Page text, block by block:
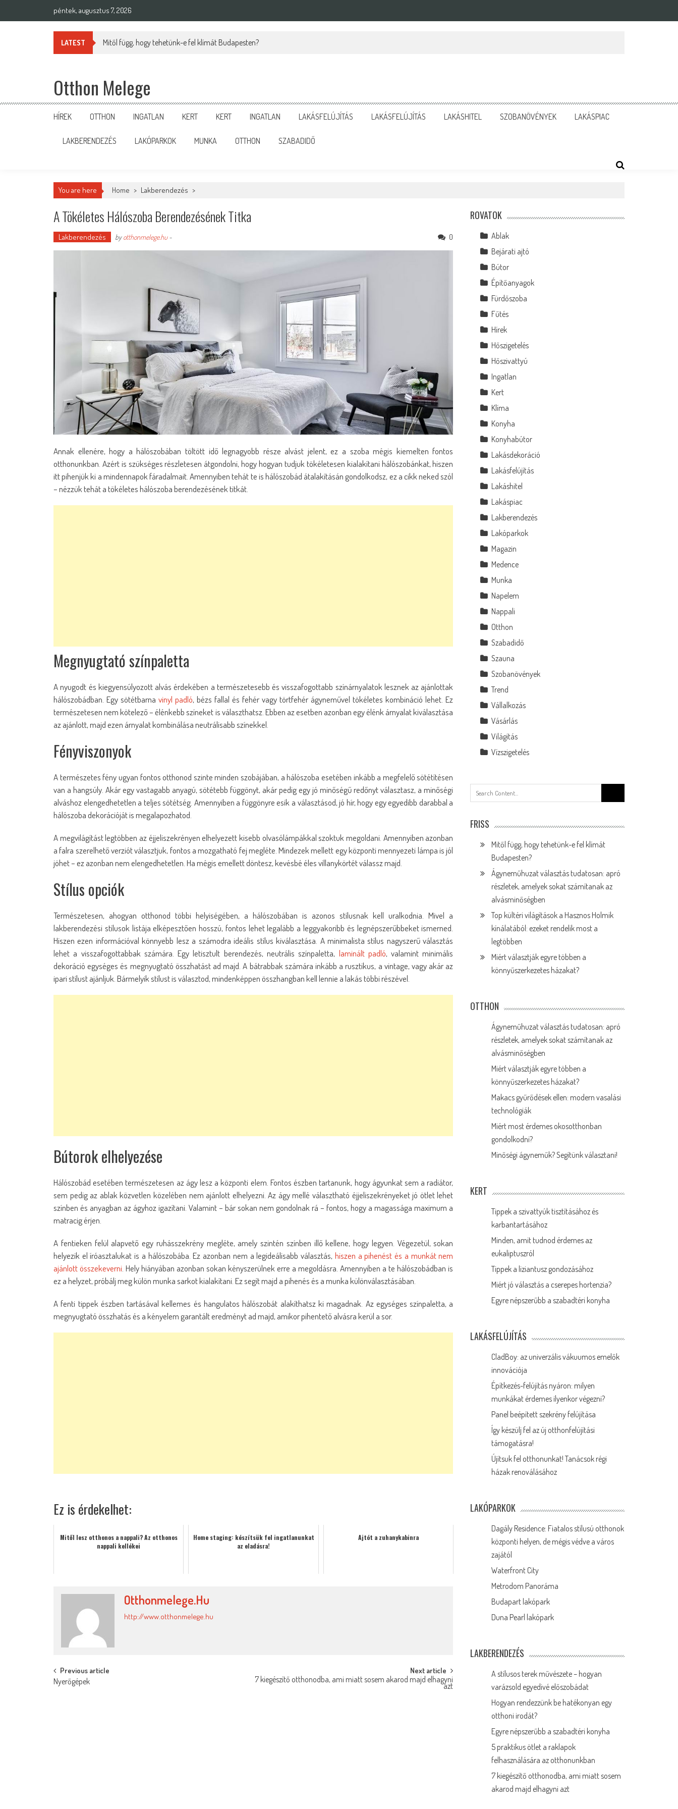
péntek, augusztus 7, 2026
LATEST Mitől függ, hogy tehetünk-e fel klímát Budapesten?
Otthon Melege
HÍREK OTTHON INGATLAN KERT KERT INGATLAN LAKÁSFELÚJÍTÁS LAKÁSFELÚJÍTÁS LAKÁSHITEL SZOBANÖVÉNYEK LAKÁSPIAC
LAKBERENDEZÉS LAKÓPARKOK MUNKA OTTHON SZABADIDŐ
You are here Home > Lakberendezés >
A Tökéletes Hálószoba Berendezésének Titka
Lakberendezés byotthonmelege.hu- 0
Annak ellenére, hogy a hálószobában töltött idő legnagyobb része alvást jelent, ez a szoba mégis kiemelten fontos
otthonunkban. Azért is szükséges részletesen átgondolni, hogy hogyan tudjuk tökéletesen kialakítani hálószobánkat, hiszen
itt pihenjük ki a mindennapok fáradalmait. Amennyiben tehát te is hálószobád átalakításán gondolkodsz, ez a cikk neked szól
– nézzük tehát a tökéletes hálószoba berendezésének titkát.
Megnyugtató színpaletta
A nyugodt és kiegyensúlyozott alvás érdekében a természetesebb és visszafogottabb színárnyalatok lesznek az ajánlottak
hálószobádban. Egy sötétbarnavinyl padló, bézs fallal és fehér vagy törtfehér ágyneművel tökéletes kombináció lehet. Ez
természetesen nem kötelező – élénkebb színeket is választhatsz. Ebben az esetben azonban egy élénk árnyalat kiválasztása
az ajánlott, majd ezen árnyalat kombinálása neutrálisabb színekkel.
Fényviszonyok
A természetes fény ugyan fontos otthonod szinte minden szobájában, a hálószoba esetében inkább a megfelelő sötétítésen
van a hangsúly. Akár egy vastagabb anyagú, sötétebb függönyt, akár pedig egy jó minőségű redőnyt választasz, a minőségi
alváshoz elengedhetetlen a teljes sötétség. Amennyiben a függönyre esik a választásod, jó hír, hogy egy egyedibb darabbal a
hálószoba dekorációját is megalapozhatod.
A megvilágítást legtöbben az éjjeliszekrényen elhelyezett kisebb olvasólámpákkal szoktuk megoldani. Amennyiben azonban
a falra szerelhető verziót választjuk, fontos a mozgatható fej megléte. Mindezek mellett egy központi mennyezeti lámpa is jól
jöhet – ez azonban nem elengedhetetlen. Ha mégis emellett döntesz, kevésbé éles villanykörtét válassz majd.
Stílus opciók
Természetesen, ahogyan otthonod többi helyiségében, a hálószobában is azonos stílusnak kell uralkodnia. Mivel a
lakberendezési stílusok listája elképesztően hosszú, fontos lehet legalább a leggyakoribb és legnépszerűbbeket ismerned.
Hiszen ezen információval könnyebb lesz a számodra ideális stílus kiválasztása. A minimalista stílus nagyszerű választás
lehet a visszafogottabbak számára. Egy letisztult berendezés, neutrális színpaletta, laminált padló, valamint minimális
dekoráció egységes és megnyugtató összhatást ad majd. A bátrabbak számára inkább a rusztikus, a vintage, vagy akár az
ipari stílust ajánljuk. Bármelyik stílust is választod, mindenképpen összhangban kell lennie a lakás többi részével.
Bútorok elhelyezése
Hálószobád esetében természetesen az ágy lesz a központi elem. Fontos észben tartanunk, hogy ágyunkat sem a radiátor,
sem pedig az ablak közvetlen közelében nem ajánlott elhelyezni. Az ágy mellé választható éjjeliszekrényeket jó ötlet lehet
színben és anyagban az ágyhoz igazítani. Valamint – bár sokan nem gondolnak rá – fontos, hogy a magassága maximum a
matracig érjen.
A fentieken felül alapvető egy ruhásszekrény megléte, amely szintén színben illő kellene, hogy legyen. Végezetül, sokan
helyezik el íróasztalukat is a hálószobába. Ez azonban nem a legideálisabb választás, hiszen a pihenést és a munkát nem
ajánlott összekeverni . Hely hiányában azonban sokan kényszerülnek erre a megoldásra. Amennyiben a te hálószobádban is
ez a helyzet, próbálj meg külön munka sarkot kialakítani. Ez segít majd a pihenés és a munka különválasztásában.
A fenti tippek észben tartásával kellemes és hangulatos hálószobát alakíthatsz ki magadnak. Az egységes színpaletta, a
megnyugtató összhatás és a kényelem garantált eredményt ad majd, amikor pihentető alvásra kerül a sor.
Ez is érdekelhet:
Mitől lesz otthonos a nappali? Az otthonos
nappali kellékei
Home staging: készítsük fel ingatlanunkat
az eladásra!
Ajtót a zuhanykabinra
Otthonmelege.hu
http://www.otthonmelege.hu
Post
navigation
Previous article
Nyerőgépek
Next article
7 kiegészítő otthonodba, ami miatt sosem akarod majd elhagyni
azt
ROVATOK
Ablak
Bejárati ajtó
Bútor
Építőanyagok
Fürdőszoba
Fűtés
Hírek
Hőszigetelés
Hőszivattyú
Ingatlan
Kert
Klíma
Konyha
Konyhabútor
Lakásdekoráció
Lakásfelújítás
Lakáshitel
Lakáspiac
Lakberendezés
Lakóparkok
Magazin
Medence
Munka
Napelem
Nappali
Otthon
Szabadidő
Szauna
Szobanövények
Trend
Vállalkozás
Vásárlás
Világítás
Vízszigetelés
for:
FRISS
Mitől függ, hogy tehetünk-e fel klímát
Budapesten?
Ágyneműhuzat választás tudatosan: apró
részletek, amelyek sokat számítanak az
alvásminőségben
Top kültéri világítások a Hasznos Holmik
kínálatából: ezeket rendelik most a
legtöbben
Miért választják egyre többen a
könnyűszerkezetes házakat?
OTTHON
Ágyneműhuzat választás tudatosan: apró
részletek, amelyek sokat számítanak az
alvásminőségben
Miért választják egyre többen a
könnyűszerkezetes házakat?
Makacs gyűrődések ellen: modern vasalási
technológiák
Miért most érdemes okosotthonban
gondolkodni?
Minőségi ágyneműk? Segítünk választani!
KERT
Tippek a szivattyúk tisztításához és
karbantartásához
Minden, amit tudnod érdemes az
eukaliptuszról
Tippek a liziantusz gondozásához
Miért jó választás a cserepes hortenzia?
Egyre népszerűbb a szabadtéri konyha
LAKÁSFELÚJÍTÁS
CladBoy: az univerzális vákuumos emelők
innovációja
Építkezés-felújítás nyáron: milyen
munkákat érdemes ilyenkor végezni?
Panel beépített szekrény felújítása
Így készülj fel az új otthonfelújítási
támogatásra!
Újítsuk fel otthonunkat! Tanácsok régi
házak renoválásához
LAKÓPARKOK
Dagály Residence: Fiatalos stílusú otthonok
központi helyen, de mégis védve a város
zajától
Waterfront City
Metrodom Panoráma
Budapart lakópark
Duna Pearl lakópark
LAKBERENDEZÉS
A stílusos terek művészete – hogyan
varázsold egyedivé előszobádat
Hogyan rendezzünk be hatékonyan egy
otthoni irodát?
Egyre népszerűbb a szabadtéri konyha
5 praktikus ötlet a raklapok
felhasználására az otthonunkban
7 kiegészítő otthonodba, ami miatt sosem
akarod majd elhagyni azt